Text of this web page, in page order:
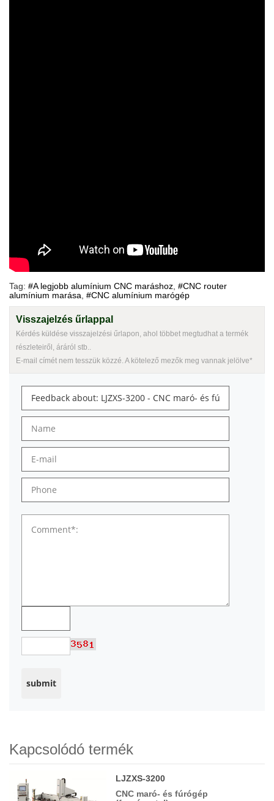
Tag: #A legjobb alumínium CNC maráshoz #CNC router
alumínium marása #CNC alumínium marógép
Visszajelzés űrlappal
Kérdés küldése visszajelzési űrlapon, ahol többet megtudhat a termék
részleteiről, áráról stb..
E-mail címét nem tesszük közzé. A kötelező mezők meg vannak jelölve*
Kapcsolódó termék
LJZXS-3200
CNC maró- és fúrógép